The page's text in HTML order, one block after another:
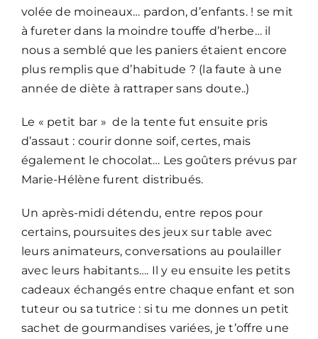
volée de moineaux… pardon, d’enfants. ! se mit
à fureter dans la moindre touffe d’herbe… il
nous a semblé que les paniers étaient encore
plus remplis que d’habitude ? (la faute à une
année de diète à rattraper sans doute..)
Le « petit bar » de la tente fut ensuite pris
d’assaut : courir donne soif, certes, mais
également le chocolat… Les goûters prévus par
Marie-Hélène furent distribués.
Un après-midi détendu, entre repos pour
certains, poursuites des jeux sur table avec
leurs animateurs, conversations au poulailler
avec leurs habitants…. Il y eu ensuite les petits
cadeaux échangés entre chaque enfant et son
tuteur ou sa tutrice : si tu me donnes un petit
sachet de gourmandises variées, je t’offre une